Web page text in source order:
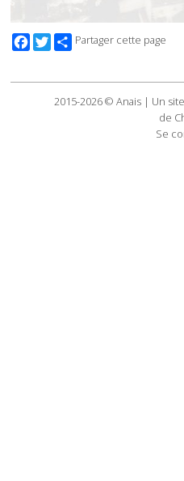
Facebook
TwitterPartager cette page
2015-2026 © Anais | Un
de
Se